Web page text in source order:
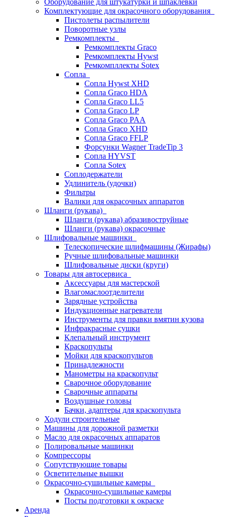
Оборудование для штукатурки и шпаклевки
Комплектующие для окрасочного оборудования
Пистолеты распылители
Поворотные узлы
Ремкомплекты
Ремкомплекты Graco
Ремкомплекты Hywst
Ремкомпллекты Sotex
Сопла
Сопла Hywst XHD
Сопла Graco HDA
Сопла Graco LL5
Сопла Graco LP
Сопла Graco PAA
Сопла Graco XHD
Сопла Graco FFLP
Форсунки Wagner TradeTip 3
Сопла HYVST
Сопла Sotex
Соплодержатели
Удлинитель (удочки)
Фильтры
Валики для окрасочных аппаратов
Шланги (рукава)
Шланги (рукава) абразивоструйные
Шланги (рукава) окрасочные
Шлифовальные машинки
Телескопические шлифмашины (Жирафы)
Ручные шлифовальные машинки
Шлифовальные диски (круги)
Товары для автосервиса
Аксессуары для мастерской
Влагомаслоотделители
Зарядные устройства
Индукционные нагреватели
Инструменты для правки вмятин кузова
Инфракрасные сушки
Клепальный инструмент
Краскопульты
Мойки для краскопультов
Принадлежности
Манометры на краскопульт
Сварочное оборудование
Сварочные аппараты
Воздушные головы
Бачки, адаптеры для краскопульта
Ходули строительные
Машины для дорожной разметки
Масло для окрасочных аппаратов
Полировальные машинки
Компрессоры
Сопутствующие товары
Осветительные вышки
Окрасочно-сушильные камеры
Окрасочно-сушильные камеры
Посты подготовки к окраске
Аренда